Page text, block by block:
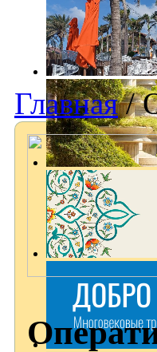
Главная /